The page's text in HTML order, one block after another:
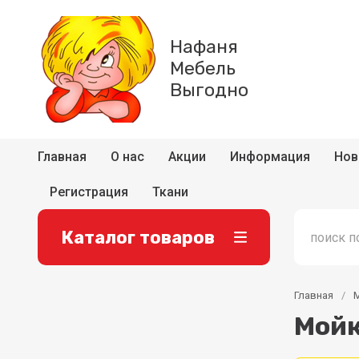
Нафаня
Мебель
Выгодно
Главная О нас Акции Информация
Регистрация Ткани
Каталог товаров
Главная /